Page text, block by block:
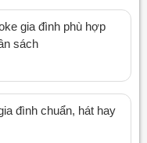
gia đình phù hợp
sách
đình chuẩn, hát hay